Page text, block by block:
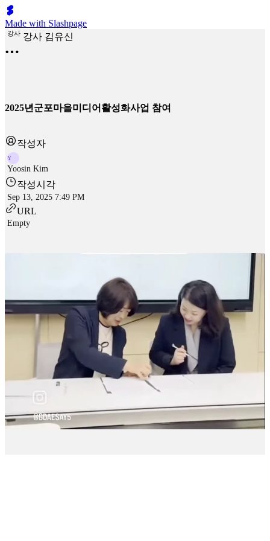
Made with Slashpage
강사 강사 김유신
2025년군포마을미디어활성화사업 참여
작성자
Y
Yoosin Kim
작성시각
Sep 13, 2025 7:49 PM
URL
Empty